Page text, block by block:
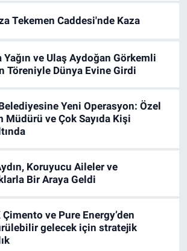
Tekemen Caddesi'nde Kaza
Yağın ve Ulaş Aydoğan Görkemli
Töreniyle Dünya Evine Girdi
Yeni Operasyon: Özel
Müdürü ve Çok Sayıda Kişi
Koruyucu Aileler ve
Bir Araya Geldi
Çimento ve Pure Energy’den
gelecek için stratejik